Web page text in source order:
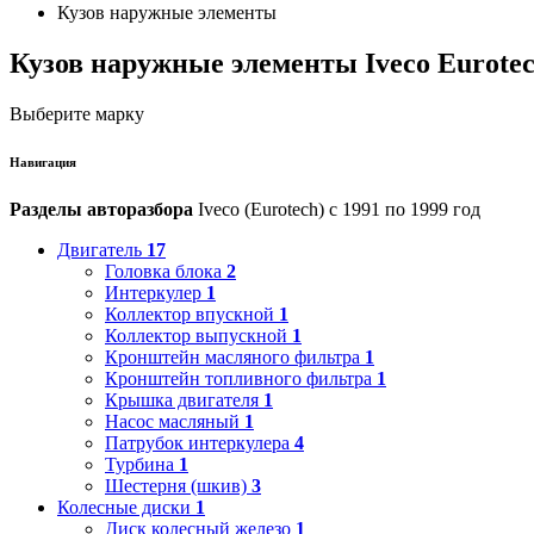
Кузов наружные элементы
Кузов наружные элементы Iveco
Выберите марку
Навигация
Разделы авторазбора Iveco (Eurotech) с 1991 по 1999 год
Двигатель 17
Головка блока 2
Интеркулер 1
Коллектор впускной 1
Коллектор выпускной 1
Кронштейн масляного фильтра 1
Кронштейн топливного фильтра 1
Крышка двигателя 1
Насос масляный 1
Патрубок интеркулера 4
Турбина 1
Шестерня (шкив) 3
Колесные диски 1
Диск колесный железо 1